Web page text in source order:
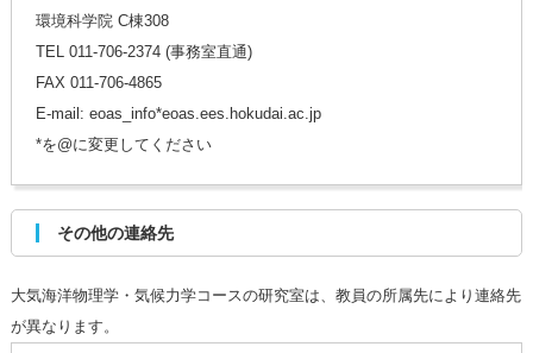
環境科学院 C棟308
TEL 011-706-2374 (事務室直通)
FAX 011-706-4865
E-mail: eoas_info*eoas.ees.hokudai.ac.jp
*を@に変更してください
その他の連絡先
大気海洋物理学・気候力学コースの研究室は、教員の所属先により連絡先
が異なります。